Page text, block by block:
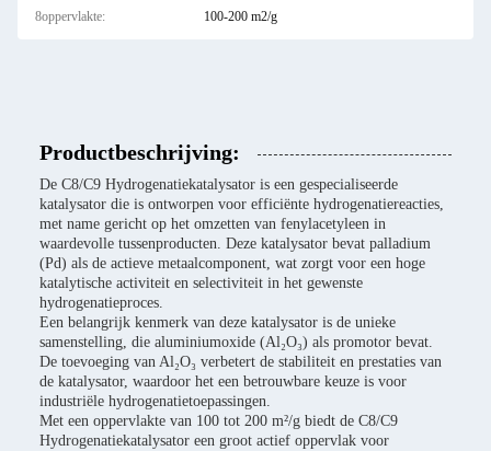
8oppervlakte: 100-200 m2/g
Productbeschrijving:
De C8/C9 Hydrogenatiekatalysator is een gespecialiseerde
katalysator die is ontworpen voor efficiënte hydrogenatiereacties,
met name gericht op het omzetten van fenylacetyleen in
waardevolle tussenproducten. Deze katalysator bevat palladium
(Pd) als de actieve metaalcomponent, wat zorgt voor een hoge
katalytische activiteit en selectiviteit in het gewenste
hydrogenatieproces.
Een belangrijk kenmerk van deze katalysator is de unieke
samenstelling, die aluminiumoxide (Al₂O₃) als promotor bevat.
De toevoeging van Al₂O₃ verbetert de stabiliteit en prestaties van
de katalysator, waardoor het een betrouwbare keuze is voor
industriële hydrogenatietoepassingen.
Met een oppervlakte van 100 tot 200 m²/g biedt de C8/C9
Hydrogenatiekatalysator een groot actief oppervlak voor